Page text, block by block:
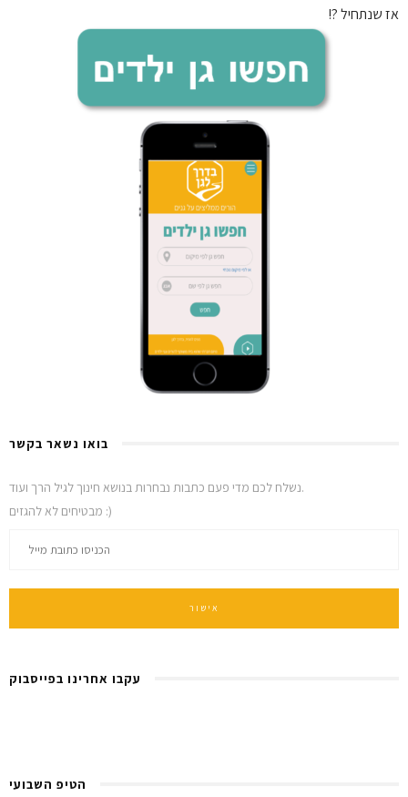
אז שנתחיל ?!
בואו נשאר בקשר
נשלח לכם מדי פעם כתבות נבחרות בנושא חינוך לגיל הרך ועוד.
מבטיחים לא להגזים :)
עקבו אחרינו בפייסבוק
הטיפ השבועי